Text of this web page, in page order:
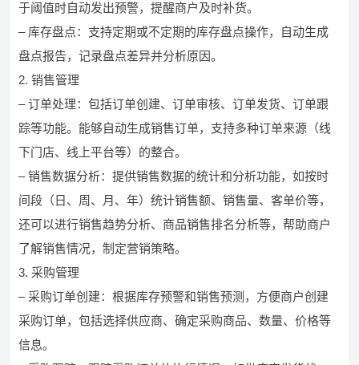
于阈值时自动发出预警，提醒商户及时补货。
– 库存盘点：支持定期或不定期的库存盘点操作，自动生成
盘点报告，记录盘点差异并分析原因。
2. 销售管理
– 订单处理：包括订单创建、订单审核、订单发货、订单跟
踪等功能。能够自动生成销售订单，支持多种订单来源（线
下门店、线上平台等）的整合。
– 销售数据分析：提供销售数据的统计和分析功能，如按时
间段（日、周、月、年）统计销售额、销售量、客单价等，
还可以进行销售趋势分析、商品销售排名分析等，帮助商户
了解销售情况，制定营销策略。
3. 采购管理
– 采购订单创建：根据库存预警和销售预测，方便商户创建
采购订单，包括选择供应商、确定采购商品、数量、价格等
信息。